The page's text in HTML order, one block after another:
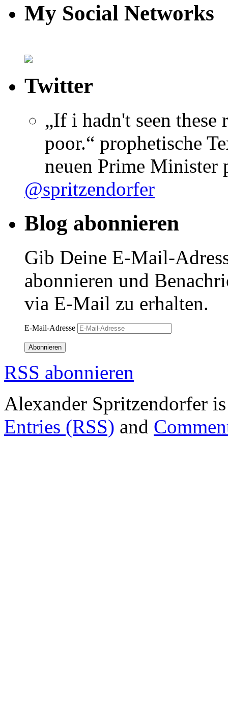
My Social Networks
Twitter
„If i hadn't seen
poor.“ prophetische
neuen Prime Minister
@spritzendorfer
Blog abonnieren
Gib Deine E-Mail-
abonnieren und
via E-Mail zu erhalten.
E-Mail-Adresse
Abonnieren
RSS abonnieren
Alexander Spritzendorfer
Entries (RSS) and